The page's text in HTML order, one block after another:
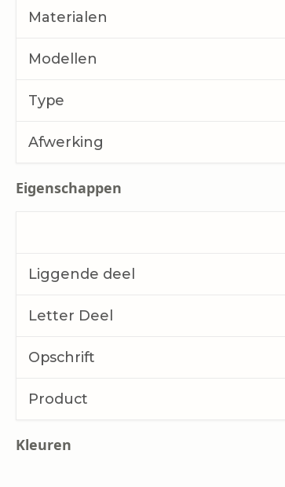
Materialen
Modellen
Type
Afwerking
Eigenschappen
Liggende deel
‍Letter Deel
‍Opschrift
Product
Kleuren